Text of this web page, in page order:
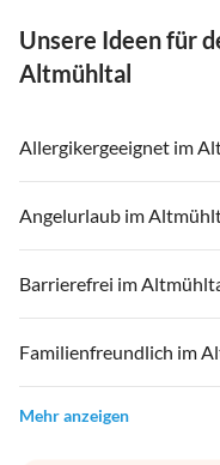
Unsere Ideen für
Altmühltal
Allergikergeeignet im
Angelurlaub im
Barrierefrei im
Familienfreundlich im
Mehr anzeigen